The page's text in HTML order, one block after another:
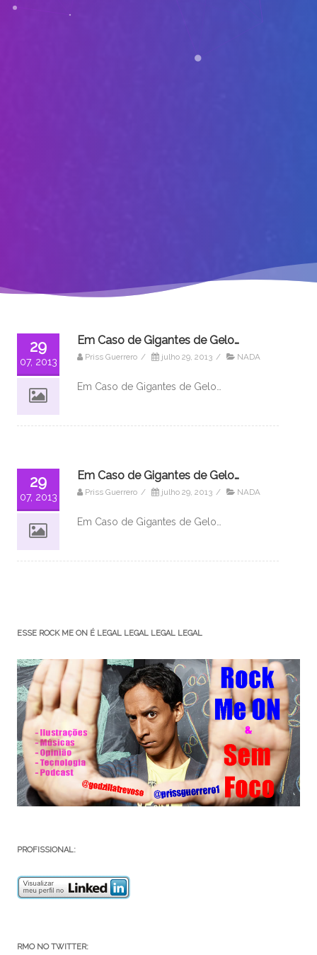
29
07, 2013
Em Caso de Gigantes de Gelo…
Priss Guerrero / julho 29, 2013 / NADA
Em Caso de Gigantes de Gelo…
29
07, 2013
Em Caso de Gigantes de Gelo…
Priss Guerrero / julho 29, 2013 / NADA
Em Caso de Gigantes de Gelo…
ESSE ROCK ME ON É LEGAL LEGAL LEGAL LEGAL
PROFISSIONAL:
RMO NO TWITTER: